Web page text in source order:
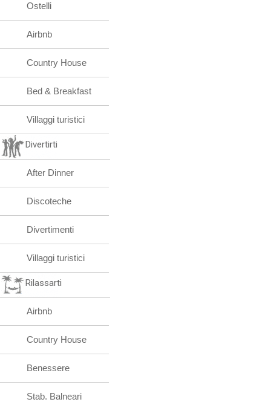
Ostelli
Airbnb
Country House
Bed & Breakfast
Villaggi turistici
Divertirti
After Dinner
Discoteche
Divertimenti
Villaggi turistici
Rilassarti
Airbnb
Country House
Benessere
Stab. Balneari